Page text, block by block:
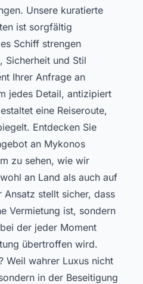
Unsere kuratierte
ist sorgfältig
Schiff strengen
Sicherheit und Stil
Ihrer Anfrage an
jedes Detail, antizipiert
eine Reiseroute,
Entdecken Sie
an Mykonos
zu sehen, wie wir
an Land als auch auf
Ansatz stellt sicher, dass
Vermietung ist, sondern
der jeder Moment
übertroffen wird.
Weil wahrer Luxus nicht
in der Beseitigung